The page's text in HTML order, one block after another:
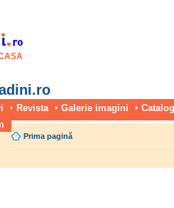
Revista Galerie imagini
Prima pagină